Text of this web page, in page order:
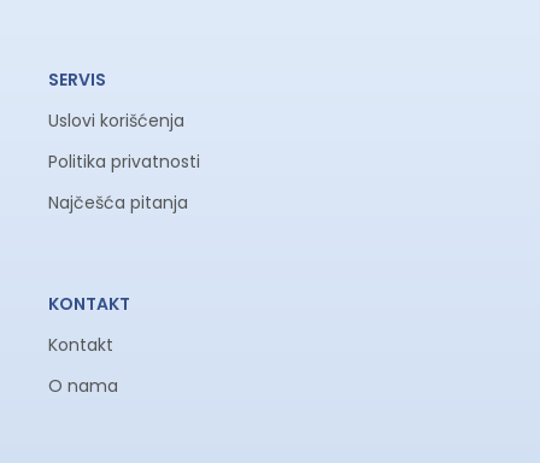
SERVIS
Uslovi korišćenja
Politika privatnosti
Najčešća pitanja
KONTAKT
Kontakt
O nama